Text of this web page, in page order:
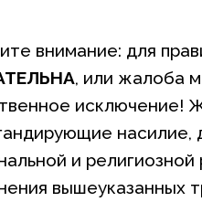
внимание: для
, или жалоба
исключение!
насилие,
и
вышеуказанных